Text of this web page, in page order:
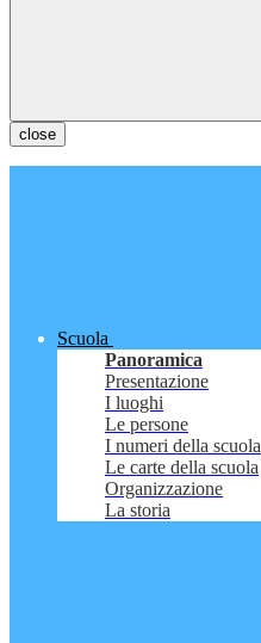
close
Scuola
Panoramica
Presentazione
I luoghi
Le persone
I numeri della scuola
Le carte della scuola
Organizzazione
La storia